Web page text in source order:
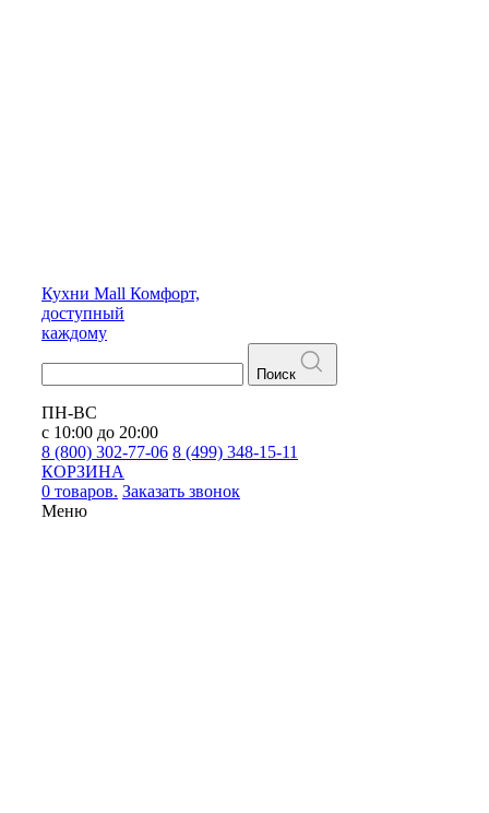
Кухни Mall Комфорт,
доступный
каждому
Поиск
ПН-ВС
с 10:00 до 20:00
8 (800) 302-77-06 8 (499) 348-15-11
КОРЗИНА
0 товаров. Заказать звонок
Меню